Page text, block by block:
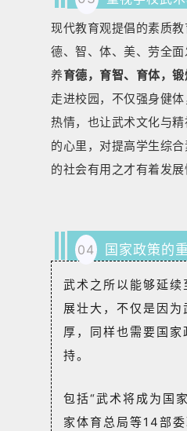
现代教育观提倡的素质
德、智、体、美、劳全
养育德，育智、育体，
走进校园，不仅强身健
热情，也让武术文化与
的心里，对提高学生综
的社会有用之才有着发展
04 国家政策的
武术之所以能够延续
展壮大，不仅是因为
厚，同样也需要国家
持。
包括“武术将成为国
家体育总局等14部